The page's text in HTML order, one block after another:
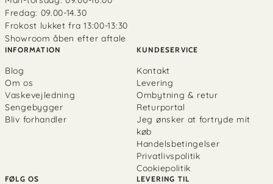
Fredag: 09.00-14.30
Frokost lukket fra 13:00-13:30
Showroom åben efter aftale
INFORMATION
Blog
Om os
Vaskevejledning
Sengebygger
Bliv forhandler
KUNDESERVICE
Kontakt
Levering
Ombytning & retur
Returportal
Jeg ønsker at fortryde mit
køb
Handelsbetingelser
Privatlivspolitik
Cookiepolitik
FØLG OS LEVERING TIL